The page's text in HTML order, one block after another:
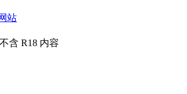
站
含 R18 内容